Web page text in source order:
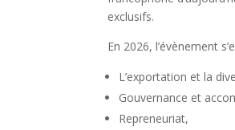
exclusifs.
En 2026, l’évènement
L’exportation et la
Gouvernance et
Repreneuriat,